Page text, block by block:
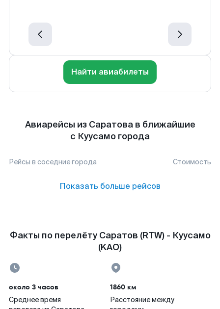
Найти авиабилеты
Авиарейсы из Саратова в ближайшие
с Куусамо города
Рейсы в соседние города Стоимость
Показать больше рейсов
Факты по перелёту Саратов (RTW) - Куусамо
(KAO)
около 3 часов
Среднее время
1860 км
Расстояние между